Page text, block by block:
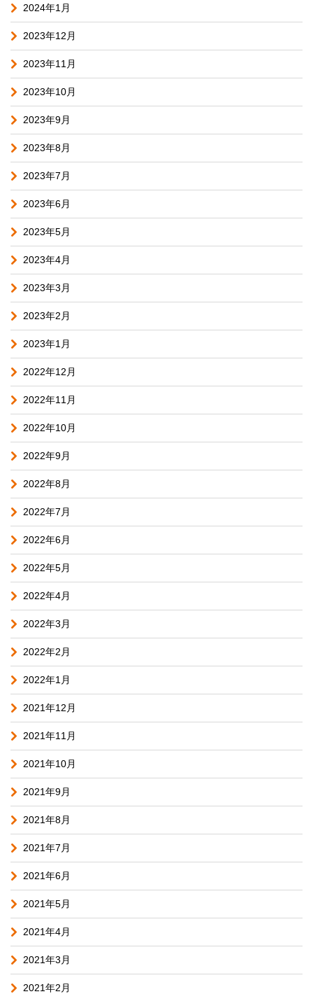
2024年1月
2023年12月
2023年11月
2023年10月
2023年9月
2023年8月
2023年7月
2023年6月
2023年5月
2023年4月
2023年3月
2023年2月
2023年1月
2022年12月
2022年11月
2022年10月
2022年9月
2022年8月
2022年7月
2022年6月
2022年5月
2022年4月
2022年3月
2022年2月
2022年1月
2021年12月
2021年11月
2021年10月
2021年9月
2021年8月
2021年7月
2021年6月
2021年5月
2021年4月
2021年3月
2021年2月